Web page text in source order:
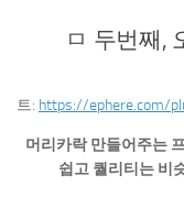
ㅁ 두번째,
트: https://ephere.com/
머리카락 만들어주는
쉽고 퀄리티는 비